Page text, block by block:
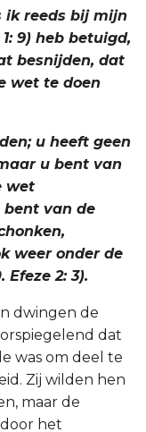
ik reeds bij mijn
9) heb betuigd,
besnijden, dat
wet te doen
u heeft geen
u bent van
wet
van de
weer onder de
2: 3).
dwingen de
dat
was om deel te
Zij wilden hen
maar de
het